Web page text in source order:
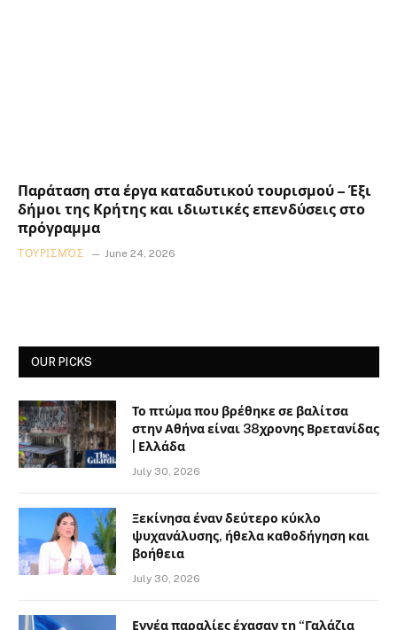
Παράταση στα έργα καταδυτικού τουρισμού – Έξι
δήμοι της Κρήτης και ιδιωτικές επενδύσεις στο
πρόγραμμα
ΤΟΥΡΙΣΜΌΣ June 24, 2026
OUR PICKS
Το πτώμα που βρέθηκε σε βαλίτσα
στην Αθήνα είναι 38χρονης Βρετανίδας
| Ελλάδα
July 30, 2026
Ξεκίνησα έναν δεύτερο κύκλο
ψυχανάλυσης, ήθελα καθοδήγηση και
βοήθεια
July 30, 2026
Εννέα παραλίες έχασαν τη “Γαλάζια